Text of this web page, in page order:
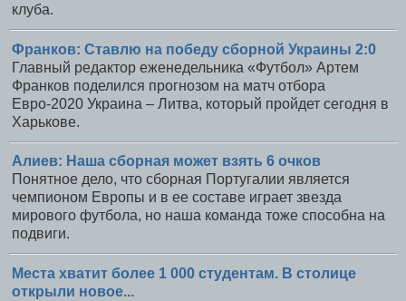
клуба.
Франков: Ставлю на победу сборной Украины 2:0
Главный редактор еженедельника «Футбол» Артем
Франков поделился прогнозом на матч отбора
Евро-2020 Украина – Литва, который пройдет сегодня в
Харькове.
Алиев: Наша сборная может взять 6 очков
Понятное дело, что сборная Португалии является
чемпионом Европы и в ее составе играет звезда
мирового футбола, но наша команда тоже способна на
подвиги.
Места хватит более 1 000 студентам. В столице
открыли новое...